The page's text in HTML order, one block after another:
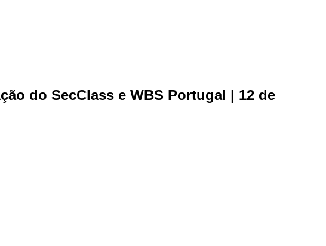
do SecClass e WBS Portugal | 12 de